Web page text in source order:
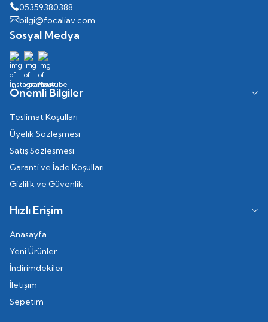
05359380388
bilgi@focaliav.com
Sosyal Medya
Önemli Bilgiler
Teslimat Koşulları
Üyelik Sözleşmesi
Satış Sözleşmesi
Garanti ve İade Koşulları
Gizlilik ve Güvenlik
Hızlı Erişim
Anasayfa
Yeni Ürünler
İndirimdekiler
İletişim
Sepetim